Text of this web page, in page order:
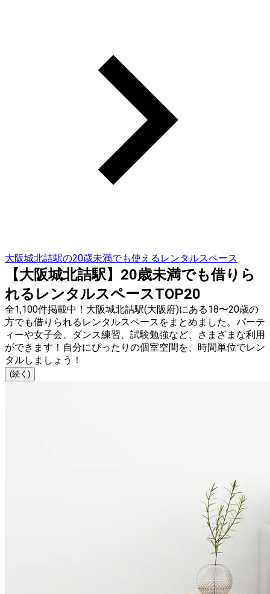
大阪城北詰駅の20歳未満でも使えるレンタルスペース
【大阪城北詰駅】20歳未満でも借りら
れるレンタルスペースTOP20
全1,100件掲載中！大阪城北詰駅(大阪府)にある18〜20歳の
方でも借りられるレンタルスペースをまとめました。パーテ
ィーや女子会、ダンス練習、試験勉強など、さまざまな利用
ができます！自分にぴったりの個室空間を、時間単位でレン
タルしましょう！
(続く)